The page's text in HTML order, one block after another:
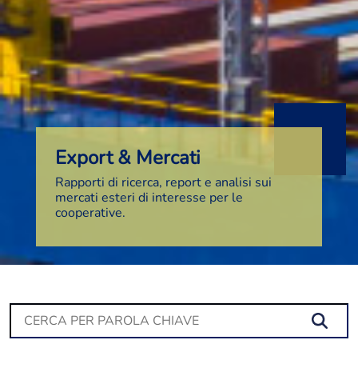
Export & Mercati
Rapporti di ricerca, report e analisi sui
mercati esteri di interesse per le
cooperative.